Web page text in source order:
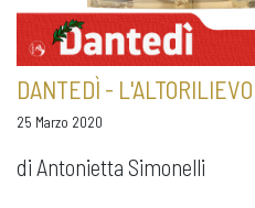
DANTEDÌ -
25 Marzo 2020
di Antonietta Simonelli